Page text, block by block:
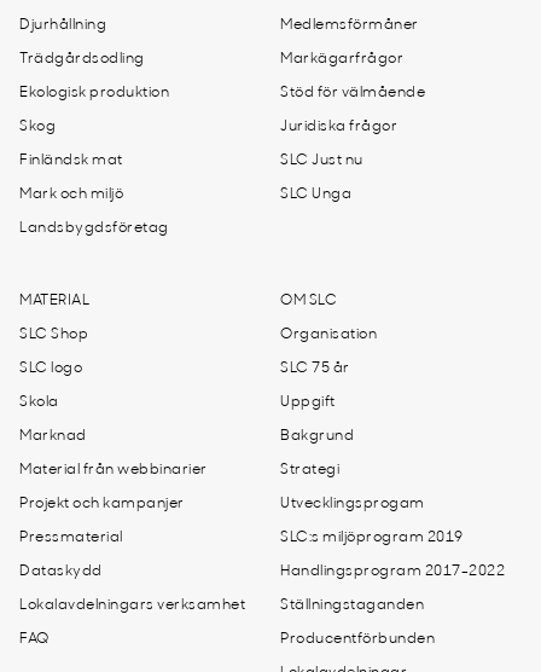
Djurhållning
Trädgårdsodling
Ekologisk produktion
Skog
Finländsk mat
Mark och miljö
Landsbygdsföretag
Medlemsförmåner
Markägarfrågor
Stöd för välmående
Juridiska frågor
SLC Just nu
SLC Unga
MATERIAL
SLC Shop
SLC logo
Skola
Marknad
Material från webbinarier
Projekt och kampanjer
Pressmaterial
Dataskydd
Lokalavdelningars verksamhet
FAQ
OM SLC
Organisation
SLC 75 år
Uppgift
Bakgrund
Strategi
Utvecklingsprogam
SLC:s miljöprogram 2019
Handlingsprogram 2017-2022
Ställningstaganden
Producentförbunden